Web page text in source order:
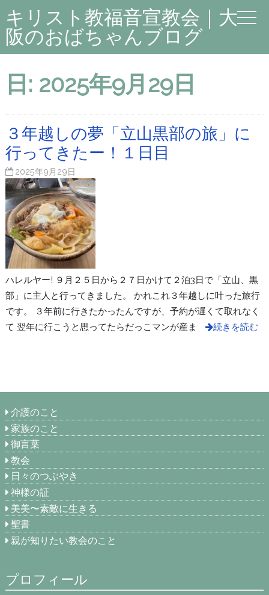
キリスト教福音宣教会｜大
阪のおばちゃんブログ
日: 2025年9月29日
３年越しの夢「立山黒部の旅」に
行ってきたー！１日目
2025年9月29日
ハレルヤー! ９月２５日から２７日かけて２泊3日で「立山、黒
部」に主人と行ってきました。 かれこれ３年越しに叶った旅行
です。 ３年前に行きたかったんですが、予約が遅くて取れなく
て 翌年に行こうと思ってたらだっこマンが産ま
続きを読む
介護のこと
家族のこと
御言葉
教会
日々のつぶやき
神様の証
美美〜素敵に生きる
聖書
親が知りたい教会のこと
プロフィール